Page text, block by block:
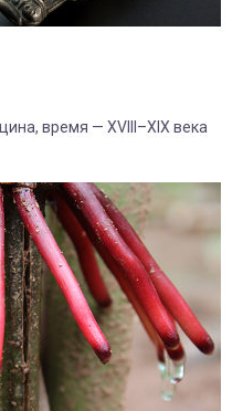
время — XVIII–XIX века